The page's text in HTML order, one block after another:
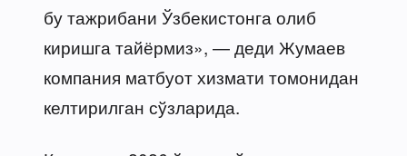
бу тажрибани Ўзбекистонга олиб
киришга тайёрмиз», — деди Жумаев
компания матбуот хизмати томонидан
келтирилган сўзларида.